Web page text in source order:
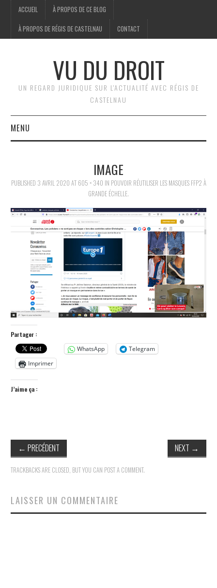
ACCUEIL À PROPOS DE CE BLOG
À PROPOS DE RÉGIS DE CASTELNAU CONTACT
VU DU DROIT
UN REGARD JURIDIQUE SUR L'ACTUALITÉ AVEC RÉGIS DE
CASTELNAU
MENU
POLITIQUE
HISTOIRE
CULTURE
SPORT
IMAGE
PUBLISHED 3 AVRIL 2020 AT 605 × 340 IN POUVOIR RÉUTILISER LES MASQUES FFP2 À
GRANDE ÉCHELLE.
Partager :
WhatsApp
Telegram
Imprimer
J’aime ça :
← PRECÉDENT NEXT →
TRACKBACKS ARE CLOSED, BUT YOU CAN POST A COMMENT.
LAISSER UN COMMENTAIRE